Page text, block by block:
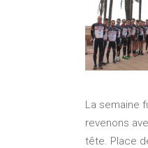
La semaine
revenons
tête. Place